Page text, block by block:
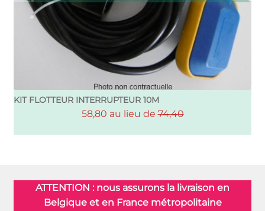
KIT FLOTTEUR INTERRUPTEUR 10M
58,80 au lieu de74,40
ATTENTION : nous assurons la livraison en
Belgique et en France métropolitaine